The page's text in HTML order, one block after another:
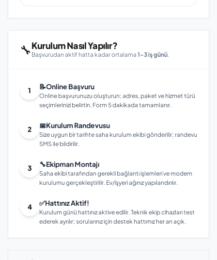
🔧Kurulum Nasıl Yapılır?
Başvurudan aktif hatta kadar ortalama 1–3 iş günü.
1 📝Online Başvuru
Online başvurunuzu oluşturun; adres, paket ve hizmet türü
seçimlerinizi belirtin. Form 5 dakikada tamamlanır.
2 📅Kurulum Randevusu
Size uygun bir tarihte saha kurulum ekibi gönderilir; randevu
SMS ile bildirilir.
3 🔧Ekipman Montajı
Saha ekibi tarafından gerekli bağlantı işlemleri ve modem
kurulumu gerçekleştirilir. Ev/işyeri ağınız yapılandırılır.
4 ✅Hattınız Aktif!
Kurulum günü hattınız aktive edilir. Teknik ekip cihazları test
ederek ayrılır; sorularınız için destek hattımız her an açık.